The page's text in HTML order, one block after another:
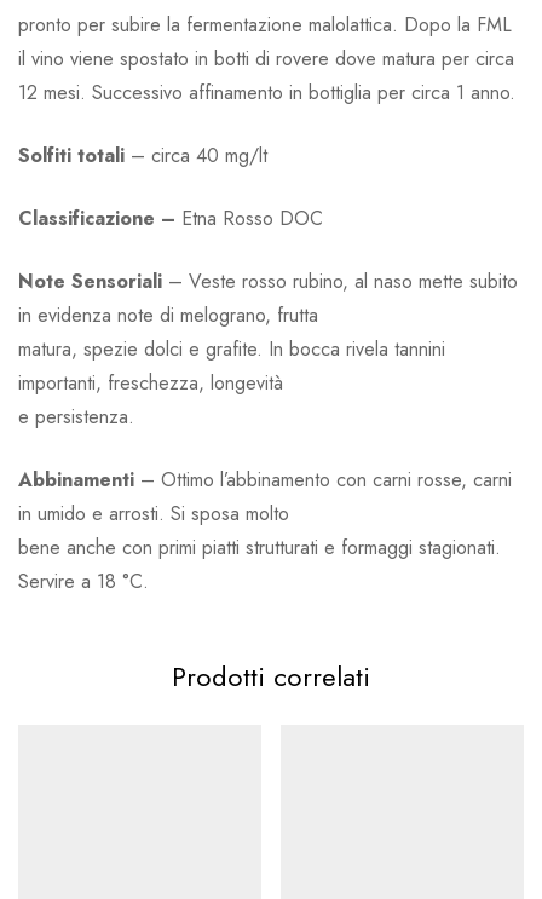
pronto per subire la fermentazione malolattica. Dopo la FML
il vino viene spostato in botti di rovere dove matura per circa
12 mesi. Successivo affinamento in bottiglia per circa 1 anno.
Solfiti totali – circa 40 mg/lt
Classificazione – Etna Rosso DOC
Note Sensoriali – Veste rosso rubino, al naso mette subito
in evidenza note di melograno, frutta
matura, spezie dolci e grafite. In bocca rivela tannini
importanti, freschezza, longevità
e persistenza.
Abbinamenti – Ottimo l’abbinamento con carni rosse, carni
in umido e arrosti. Si sposa molto
bene anche con primi piatti strutturati e formaggi stagionati.
Servire a 18 °C.
Prodotti correlati